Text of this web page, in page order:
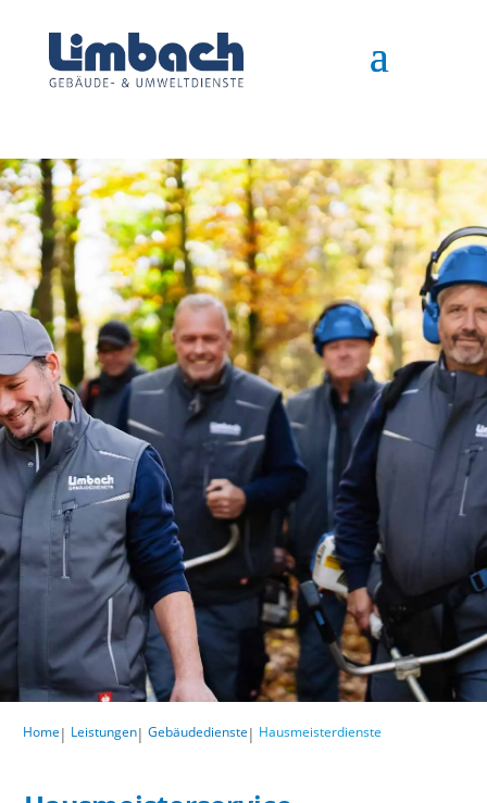
Home| Leistungen| Gebäudedienste| Hausmeisterdienste